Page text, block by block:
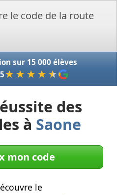
sur 15 000 élèves
★★★★ ★
des
à Saone
mon code
le